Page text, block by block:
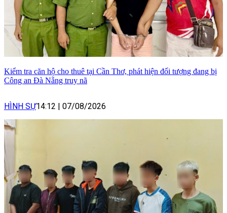
Kiểm tra căn hộ cho thuê tại Cần Thơ, phát hiện đối tượng đang bị
Công an Đà Nẵng truy nã
HÌNH SỰ14:12 | 07/08/2026